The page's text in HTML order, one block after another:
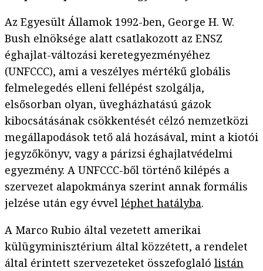
Az Egyesült Államok 1992-ben, George H. W.
Bush elnöksége alatt csatlakozott az ENSZ
éghajlat-változási keretegyezményéhez
(UNFCCC), ami a veszélyes mértékű globális
felmelegedés elleni fellépést szolgálja,
elsősorban olyan, üvegházhatású gázok
kibocsátásának csökkentését célzó nemzetközi
megállapodások tető alá hozásával, mint a kiotói
jegyzőkönyv, vagy a párizsi éghajlatvédelmi
egyezmény. A UNFCCC-ből történő kilépés a
szervezet alapokmánya szerint annak formális
jelzése után egy évvel léphet hatályba.
A Marco Rubio által vezetett amerikai
külügyminisztérium által közzétett, a rendelet
által érintett szervezeteket összefoglaló listán